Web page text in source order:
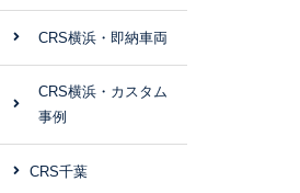
CRS横浜・即納車両
CRS横浜・カスタム
事例
CRS千葉